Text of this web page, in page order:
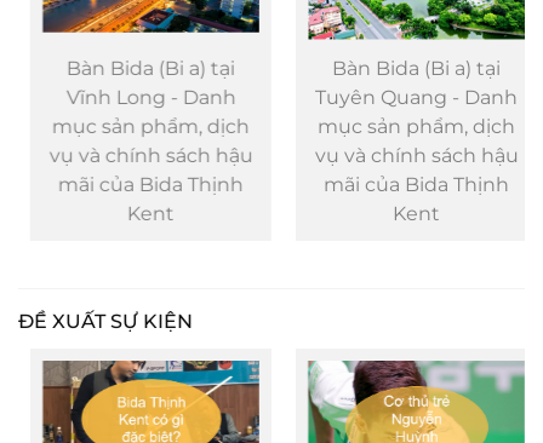
Bàn Bida (Bi a) tại
Vĩnh Long - Danh
mục sản phẩm, dịch
vụ và chính sách hậu
mãi của Bida Thịnh
Kent
Bàn Bida (Bi a) tại
Tuyên Quang - Danh
mục sản phẩm, dịch
vụ và chính sách hậu
mãi của Bida Thịnh
Kent
ĐỀ XUẤT SỰ KIỆN